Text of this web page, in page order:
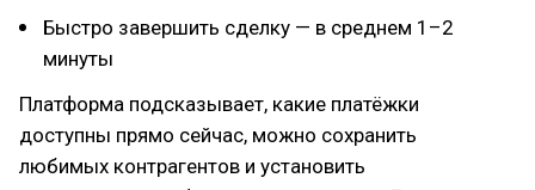
Быстро завершить сделку — в среднем 1–2
минуты
Платформа подсказывает, какие платёжки
доступны прямо сейчас, можно сохранить
любимых контрагентов и установить